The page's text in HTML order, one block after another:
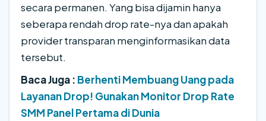
secara permanen. Yang bisa dijamin hanya
seberapa rendah drop rate-nya dan apakah
provider transparan menginformasikan data
tersebut.
Baca Juga : Berhenti Membuang Uang pada
Layanan Drop! Gunakan Monitor Drop Rate
SMM Panel Pertama di Dunia